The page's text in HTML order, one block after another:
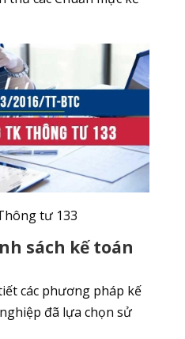
tư 133
sách kế toán
các phương pháp kế
đã lựa chọn sử